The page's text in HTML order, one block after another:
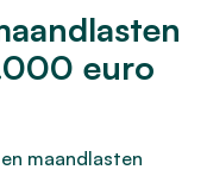
euro
maandlasten